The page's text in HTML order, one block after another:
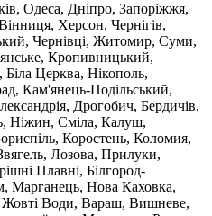
Одеса, Дніпро, Запоріжжя,
Херсон, Чернігів,
Чернівці, Житомир, Суми,
Кропивницький,
Церква, Нікополь,
Кам'янець-Подільський,
Дрогобич, Бердичів,
Ніжин, Сміла, Калуш,
Коростень, Коломия,
Лозова, Прилуки,
Плавні, Білгород-
Марганець, Нова Каховка,
Жовті Води, Вараш, Вишневе,